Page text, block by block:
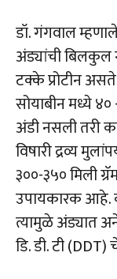
डॉ. गंगवाल
अंड्यांची बिलकुल
टक्के प्रोटीन
सोयाबीन मध्ये
अंडी नसली तरी
विषारी द्रव्य
३००-३५० मिली
उपायकारक आहे.
त्यामुळे अंड्यात
डि. डी. टी